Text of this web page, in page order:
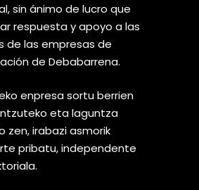
sin ánimo de lucro que
respuesta y apoyo a las
de las empresas de
de Debabarrena.
enpresa sortu berrien
eta laguntza
zen, irabazi asmorik
pribatu, independente